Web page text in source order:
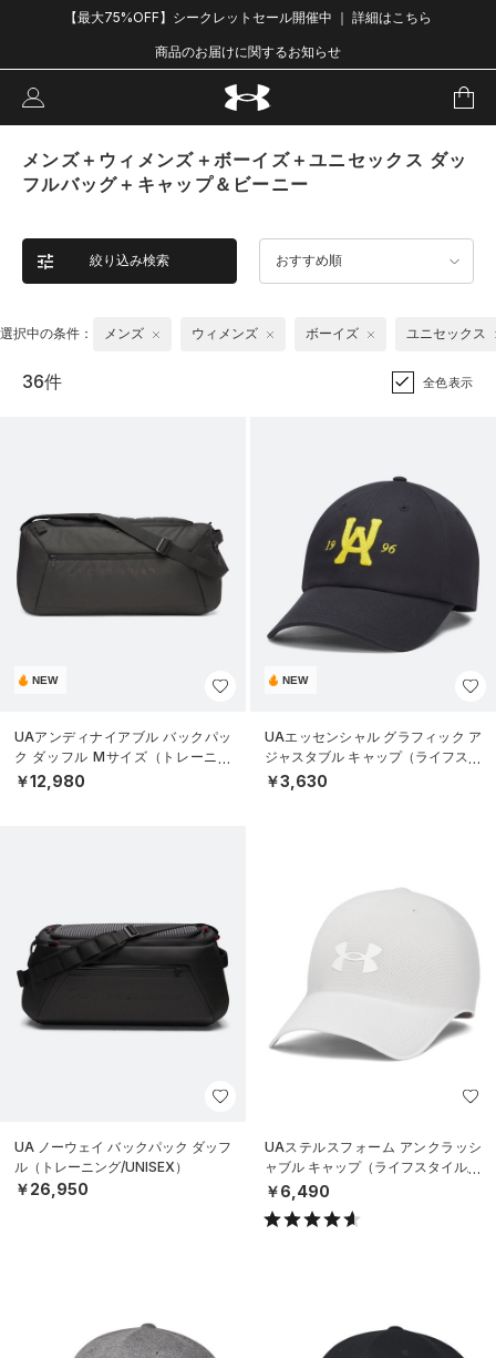
【最大75%OFF】シークレットセール開催中 ｜ 詳細はこちら
商品のお届けに関するお知らせ
メンズ＋ウィメンズ＋ボーイズ＋ユニセックス ダッ
フルバッグ＋キャップ＆ビーニー
絞り込み検索 おすすめ順
選択中の条件： メンズ ウィメンズ ボーイズ ユニセックス
36件 全色表示
NEW
UAアンディナイアブル バックパッ
ク ダッフル Mサイズ（トレーニン
グ/UNISEX）
￥12,980
NEW
UAエッセンシャル グラフィック ア
ジャスタブル キャップ（ライフスタ
イル/UNISEX）
￥3,630
UA ノーウェイ バックパック ダッフ
ル（トレーニング/UNISEX）
￥26,950
UAステルスフォーム アンクラッシ
ャブル キャップ（ライフスタイル/U
NISEX）
￥6,490